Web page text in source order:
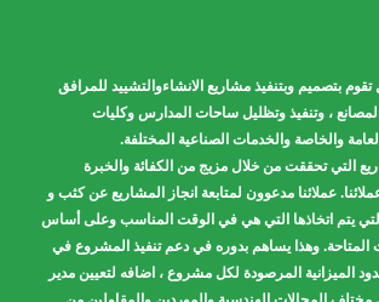
تقوم بتصميم وبتنفيذ مشاريع الانشاءوالتشييد للمرافق
، وتنفيذ وتظليل ساحات المدارس وكليات
والخاصة والخدمات الصناعية المختلفة.
التي تحققت من خلال مزيج من الكفائة والخبرة
عملائنا مدعوون لمتابعة انجاز المشاريع عن كثب و
يتم اتخاذها التي هي في الوقت المناسب وعلى أساس
المتاحة. وهذا يساهم بدوره في دعم تنفيذ المشروع في
الميزانية المرصودة لكل مشروع ، اضافه لتعيين مدير